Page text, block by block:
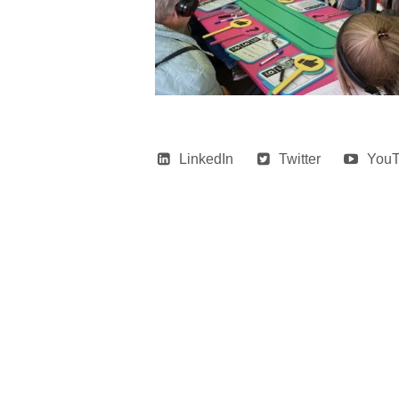
LinkedIn Twitter